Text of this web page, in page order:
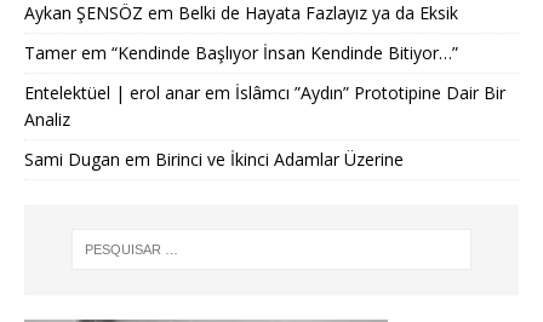
Aykan ŞENSÖZ em Belki de Hayata Fazlayız ya da Eksik
Tamerem “Kendinde Başlıyor İnsan Kendinde Bitiyor…”
Entelektüel | erol anarem İslâmcı ”Aydın” Prototipine Dair Bir
Analiz
Sami Dugan em Birinci ve İkinci Adamlar Üzerine